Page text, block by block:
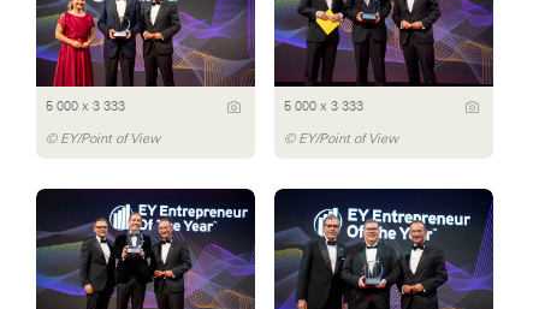
5 000 x 3 333
© EY/Point of View
5 000 x 3 333
© EY/Point of View